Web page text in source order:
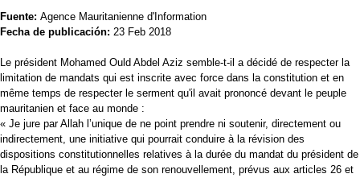
Fuente: Agence Mauritanienne d'Information
Fecha de publicación: 23 Feb 2018
Le président Mohamed Ould Abdel Aziz semble-t-il a décidé de respecter la
limitation de mandats qui est inscrite avec force dans la constitution et en
même temps de respecter le serment qu'il avait prononcé devant le peuple
mauritanien et face au monde :
« Je jure par Allah l’unique de ne point prendre ni soutenir, directement ou
indirectement, une initiative qui pourrait conduire à la révision des
dispositions constitutionnelles relatives à la durée du mandat du président de
la République et au régime de son renouvellement, prévus aux articles 26 et